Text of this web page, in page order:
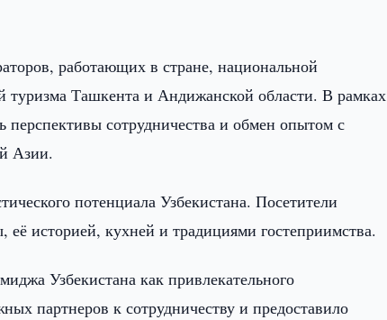
работающих в стране, национальной
туризма Ташкента и Андижанской области. В рамках
сотрудничества и обмен опытом с
Азии.
потенциала Узбекистана. Посетители
историей, кухней и традициями гостеприимства.
Узбекистана как привлекательного
партнеров к сотрудничеству и предоставило